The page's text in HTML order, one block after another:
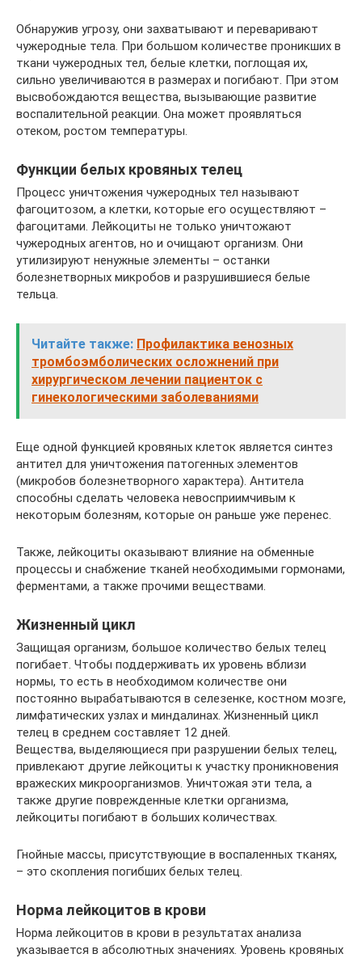
Обнаружив угрозу, они захватывают и переваривают
чужеродные тела. При большом количестве проникших в
ткани чужеродных тел, белые клетки, поглощая их,
сильно увеличиваются в размерах и погибают. При этом
высвобождаются вещества, вызывающие развитие
воспалительной реакции. Она может проявляться
отеком, ростом температуры.
Функции белых кровяных телец
Процесс уничтожения чужеродных тел называют
фагоцитозом, а клетки, которые его осуществляют –
фагоцитами. Лейкоциты не только уничтожают
чужеродных агентов, но и очищают организм. Они
утилизируют ненужные элементы – останки
болезнетворных микробов и разрушившиеся белые
тельца.
Читайте также: Профилактика венозных
тромбоэмболических осложнений при
хирургическом лечении пациенток с
гинекологическими заболеваниями
Еще одной функцией кровяных клеток является синтез
антител для уничтожения патогенных элементов
(микробов болезнетворного характера). Антитела
способны сделать человека невосприимчивым к
некоторым болезням, которые он раньше уже перенес.
Также, лейкоциты оказывают влияние на обменные
процессы и снабжение тканей необходимыми гормонами,
ферментами, а также прочими веществами.
Жизненный цикл
Защищая организм, большое количество белых телец
погибает. Чтобы поддерживать их уровень вблизи
нормы, то есть в необходимом количестве они
постоянно вырабатываются в селезенке, костном мозге,
лимфатических узлах и миндалинах. Жизненный цикл
телец в среднем составляет 12 дней.
Вещества, выделяющиеся при разрушении белых телец,
привлекают другие лейкоциты к участку проникновения
вражеских микроорганизмов. Уничтожая эти тела, а
также другие поврежденные клетки организма,
лейкоциты погибают в больших количествах.
Гнойные массы, присутствующие в воспаленных тканях,
– это скопления погибших белых телец.
Норма лейкоцитов в крови
Норма лейкоцитов в крови в результатах анализа
указывается в абсолютных значениях. Уровень кровяных